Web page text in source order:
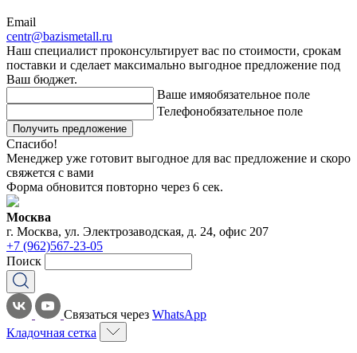
Email
centr@bazismetall.ru
Наш специалист проконсультирует вас по стоимости, срокам
поставки и сделает максимально выгодное предложение под
Ваш бюджет.
Ваше имяобязательное поле
Телефонобязательное поле
Получить предложение
Спасибо!
Менеджер уже готовит выгодное для вас предложение и скоро
свяжется с вами
Форма обновится повторно через 6 сек.
Москва
г. Москва, ул. Электрозаводская, д. 24, офис 207
+7 (962)567-23-05
Поиск
Связаться через WhatsApp
Кладочная сетка